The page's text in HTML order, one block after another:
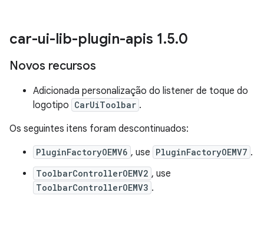
car-ui-lib-plugin-apis 1.5.0
Novos recursos
Adicionada personalização do listener de toque do
logotipo CarUiToolbar .
Os seguintes itens foram descontinuados:
PluginFactoryOEMV6 , use PluginFactoryOEMV7 .
ToolbarControllerOEMV2 , use
ToolbarControllerOEMV3 .